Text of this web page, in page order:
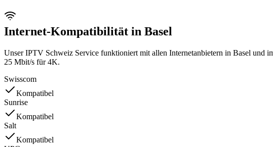
Internet-Kompatibilität in Basel
Unser IPTV Schweiz Service funktioniert mit allen Internetanbietern in Basel
25 Mbit/s für 4K.
Swisscom
Kompatibel
Sunrise
Kompatibel
Salt
Kompatibel